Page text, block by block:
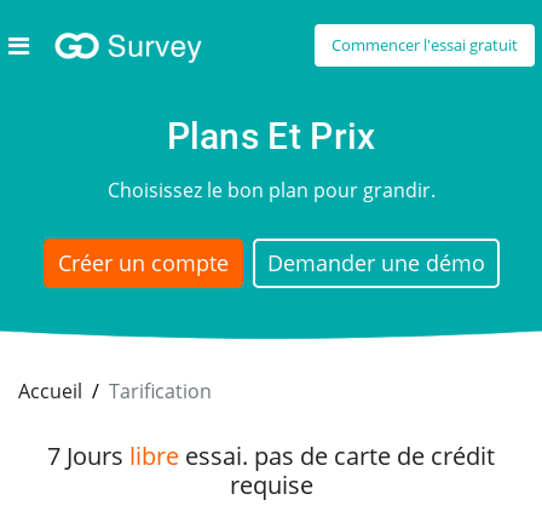
Commencer l'essai gratuit
Plans Et Prix
Choisissez le bon plan pour grandir.
Créer un compte Demander une démo
Accueil Tarification
7 Jours libre essai. pas de carte de crédit
requise